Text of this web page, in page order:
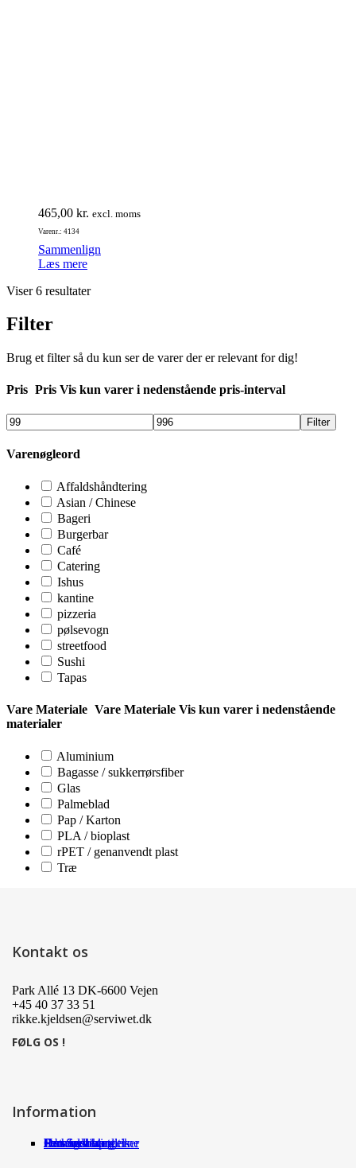
465,00 kr. excl. moms
Varenr.: 4134
Sammenlign
Læs mere
Viser 6 resultater
Filter
Brug et filter så du kun ser de varer der er relevant for dig!
Pris Pris Vis kun varer i nedenstående pris-interval
Filter
Varenøgleord
Affaldshåndtering
Asian / Chinese
Bageri
Burgerbar
Café
Catering
Ishus
kantine
pizzeria
pølsevogn
streetfood
Sushi
Tapas
Vare Materiale Vare Materiale Vis kun varer i nedenstående
materialer
Aluminium
Bagasse / sukkerrørsfiber
Glas
Palmeblad
Pap / Karton
PLA / bioplast
rPET / genanvendt plast
Træ
Kontakt os
Park Allé 13 DK-6600 Vejen
+45 40 37 33 51
rikke.kjeldsen@serviwet.dk
FØLG OS !
Information
Om Serviwet
Serviwet blog
Forhandlere
Persondatapolitik
Handelsbetingelser
Det siger kunderne
Jobs